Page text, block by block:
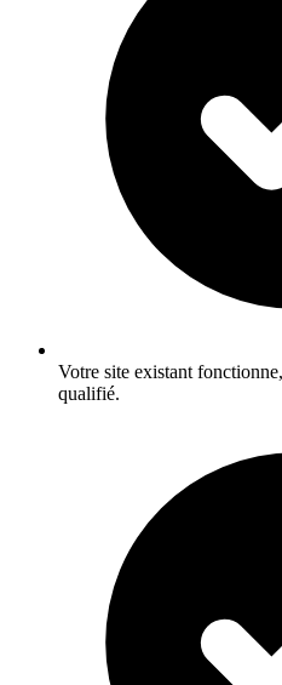
Votre site existant
qualifié.